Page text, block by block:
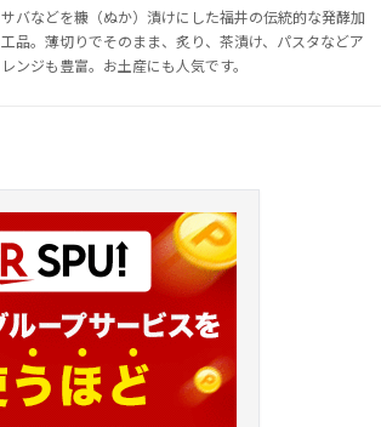
サバなどを糠（ぬか）漬けにした福井の伝統的な発酵加
工品。薄切りでそのまま、炙り、茶漬け、パスタなどア
レンジも豊富。お土産にも人気です。